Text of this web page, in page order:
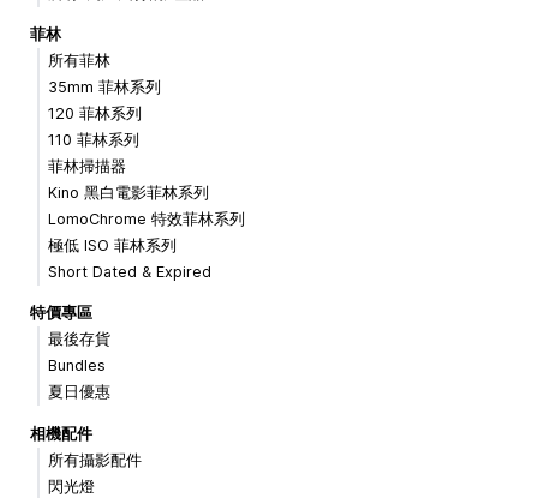
菲林
所有菲林
35mm 菲林系列
120 菲林系列
110 菲林系列
菲林掃描器
Kino 黑白電影菲林系列
LomoChrome 特效菲林系列
極低 ISO 菲林系列
Short Dated & Expired
特價專區
最後存貨
Bundles
夏日優惠
相機配件
所有攝影配件
閃光燈